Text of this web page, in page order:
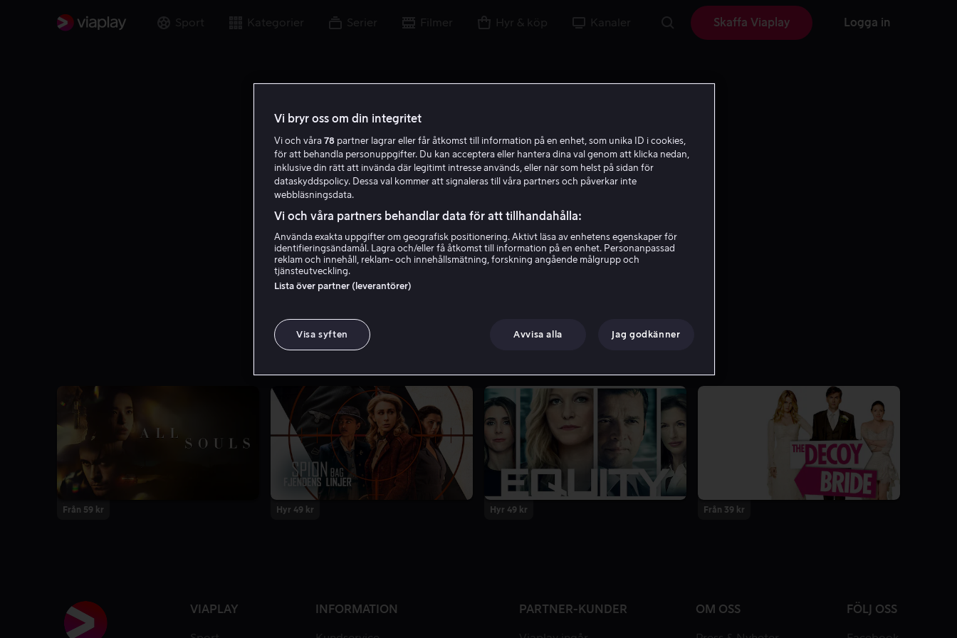
Sport Kategorier Serier Filmer Hyr & köp Kanaler Skaffa Viaplay Logga in
Samuel Roukin
Från 59 kr Hyr 49 kr Hyr 49 kr Från 39 kr
VIAPLAY INFORMATION PARTNER-KUNDER OM OSS FÖLJ OSS
Vi bryr oss om din integritet
Vi och våra 78 partner lagrar eller får åtkomst till information på en enhet, som unika ID i cookies,
för att behandla personuppgifter. Du kan acceptera eller hantera dina val genom att klicka nedan,
inklusive din rätt att invända där legitimt intresse används, eller när som helst på sidan för
dataskyddspolicy. Dessa val kommer att signaleras till våra partners och påverkar inte
webbläsningsdata.
Vi och våra partners behandlar data för att tillhandahålla:
Använda exakta uppgifter om geografisk positionering. Aktivt läsa av enhetens egenskaper för
identifieringsändamål. Lagra och/eller få åtkomst till information på en enhet. Personanpassad
reklam och innehåll, reklam- och innehållsmätning, forskning angående målgrupp och
tjänsteutveckling.
Lista över partner (leverantörer)
Visa syften Avvisa alla Jag godkänner